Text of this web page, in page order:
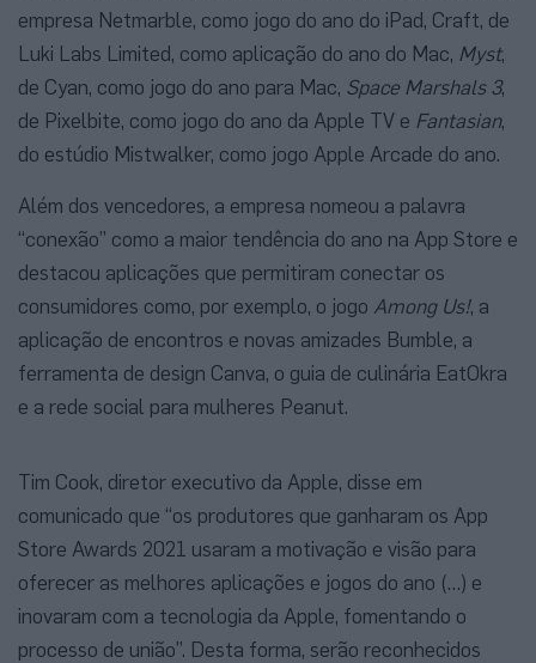
empresa Netmarble, como jogo do ano do iPad, Craft, de
Luki Labs Limited, como aplicação do ano do Mac, Myst,
de Cyan, como jogo do ano para Mac, Space Marshals 3,
de Pixelbite, como jogo do ano da Apple TV e Fantasian,
do estúdio Mistwalker, como jogo Apple Arcade do ano.
Além dos vencedores, a empresa nomeou a palavra
“conexão” como a maior tendência do ano na App Store e
destacou aplicações que permitiram conectar os
consumidores como, por exemplo, o jogo Among Us!, a
aplicação de encontros e novas amizades Bumble, a
ferramenta de design Canva, o guia de culinária EatOkra
e a rede social para mulheres Peanut.
Tim Cook, diretor executivo da Apple, disse em
comunicado que “os produtores que ganharam os App
Store Awards 2021 usaram a motivação e visão para
oferecer as melhores aplicações e jogos do ano (…) e
inovaram com a tecnologia da Apple, fomentando o
processo de união”. Desta forma, serão reconhecidos